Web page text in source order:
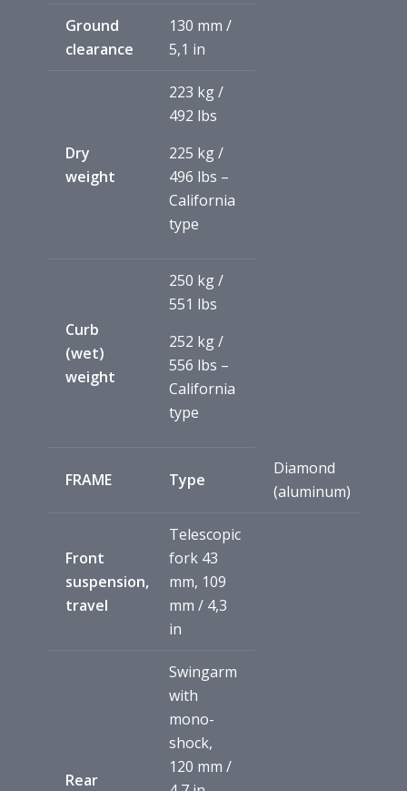
Ground
clearance
130 mm /
5,1 in
Dry
weight
223 kg /
492 lbs
225 kg /
496 lbs –
California
type
Curb
(wet)
weight
250 kg /
551 lbs
252 kg /
556 lbs –
California
type
FRAME Type
Diamond
(aluminum)
Front
suspension,
travel
Telescopic
fork 43
mm, 109
mm / 4,3
in
Rear
Swingarm
with
mono-
shock,
120 mm /